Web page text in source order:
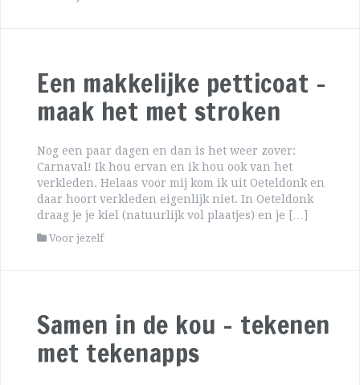
Een makkelijke petticoat –
maak het met stroken
Nog een paar dagen en dan is het weer zover:
Carnaval! Ik hou ervan en ik hou ook van het
verkleden. Helaas voor mij kom ik uit Oeteldonk en
daar hoort verkleden eigenlijk niet. In Oeteldonk
draag je je kiel (natuurlijk vol plaatjes) en je […]
Voor jezelf
Samen in de kou – tekenen
met tekenapps